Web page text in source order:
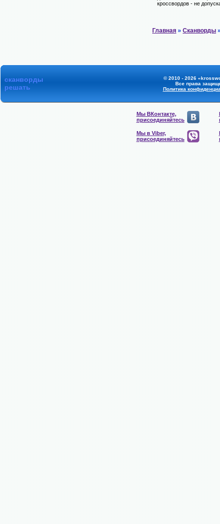
кроссвордов - не
Главная » Сканворды
сканворды
решать
© 2010 - 2026
Все права
Политика
Мы ВКонтакте,
присоединяйтесь
Мы в Viber,
присоединяйтесь